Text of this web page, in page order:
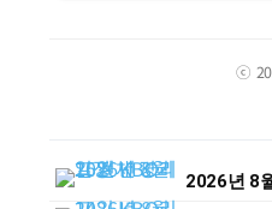
ⓒ
2026년 8